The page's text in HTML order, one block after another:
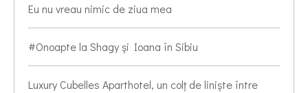
Eu nu vreau nimic de ziua mea
#Onoapte la Shagy și Ioana în Sibiu
Luxury Cubelles Aparthotel, un colț de liniște între